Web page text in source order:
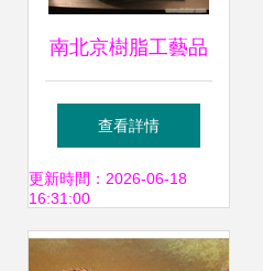
南北京樹脂工藝品
產業比較 以北京與
深圳為例
查看詳情
更新時間：2026-06-18
16:31:00